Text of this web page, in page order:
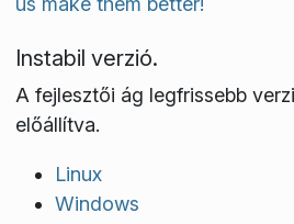
Instabil verzió.
A fejlesztői ág legfrissebb
előállítva.
Linux
Windows